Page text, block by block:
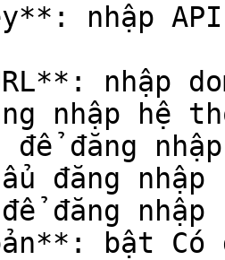
nhập
nhập
nhập hệ
để đăng
đăng
để đăng
bật Có